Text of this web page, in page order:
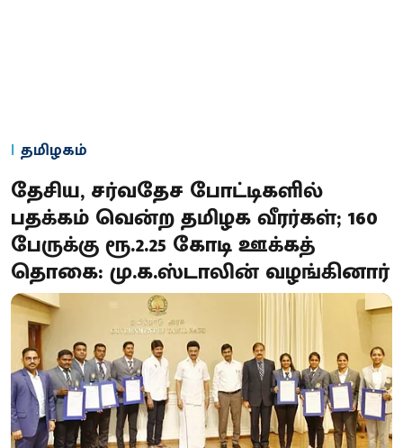
தமிழகம்
தேசிய, சர்வதேச போட்டிகளில்
பதக்கம் வென்ற தமிழக வீரர்கள்; 160
பேருக்கு ரூ.2.25 கோடி ஊக்கத்
தொகை: மு.க.ஸ்டாலின் வழங்கினார்